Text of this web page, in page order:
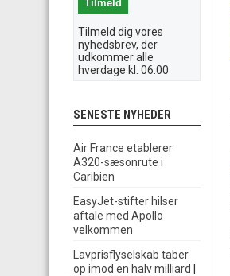
Tilmeld dig vores
nyhedsbrev, der
udkommer alle
hverdage kl. 06:00
SENESTE NYHEDER
Air France etablerer
A320-sæsonrute i
Caribien
EasyJet-stifter hilser
aftale med Apollo
velkommen
Lavprisflyselskab taber
op imod en halv milliard